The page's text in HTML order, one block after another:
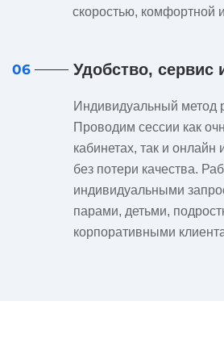
скоростью, комфортной
06 Удобство, сервис
Индивидуальный метод
Проводим сессии как
кабинетах, так и онлайн
без потери качества.
индивидуальными
парами, детьми,
корпоративными